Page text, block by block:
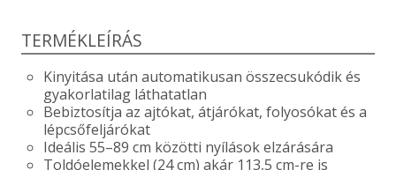
TERMÉKLEÍRÁS
Kinyitása után automatikusan összecsukódik és
gyakorlatilag láthatatlan
Bebiztosítja az ajtókat, átjárókat, folyosókat és a
lépcsőfeljárókat
Ideális 55–89 cm közötti nyílások elzárására
Toldóelemekkel (24 cm) akár 113,5 cm-re is